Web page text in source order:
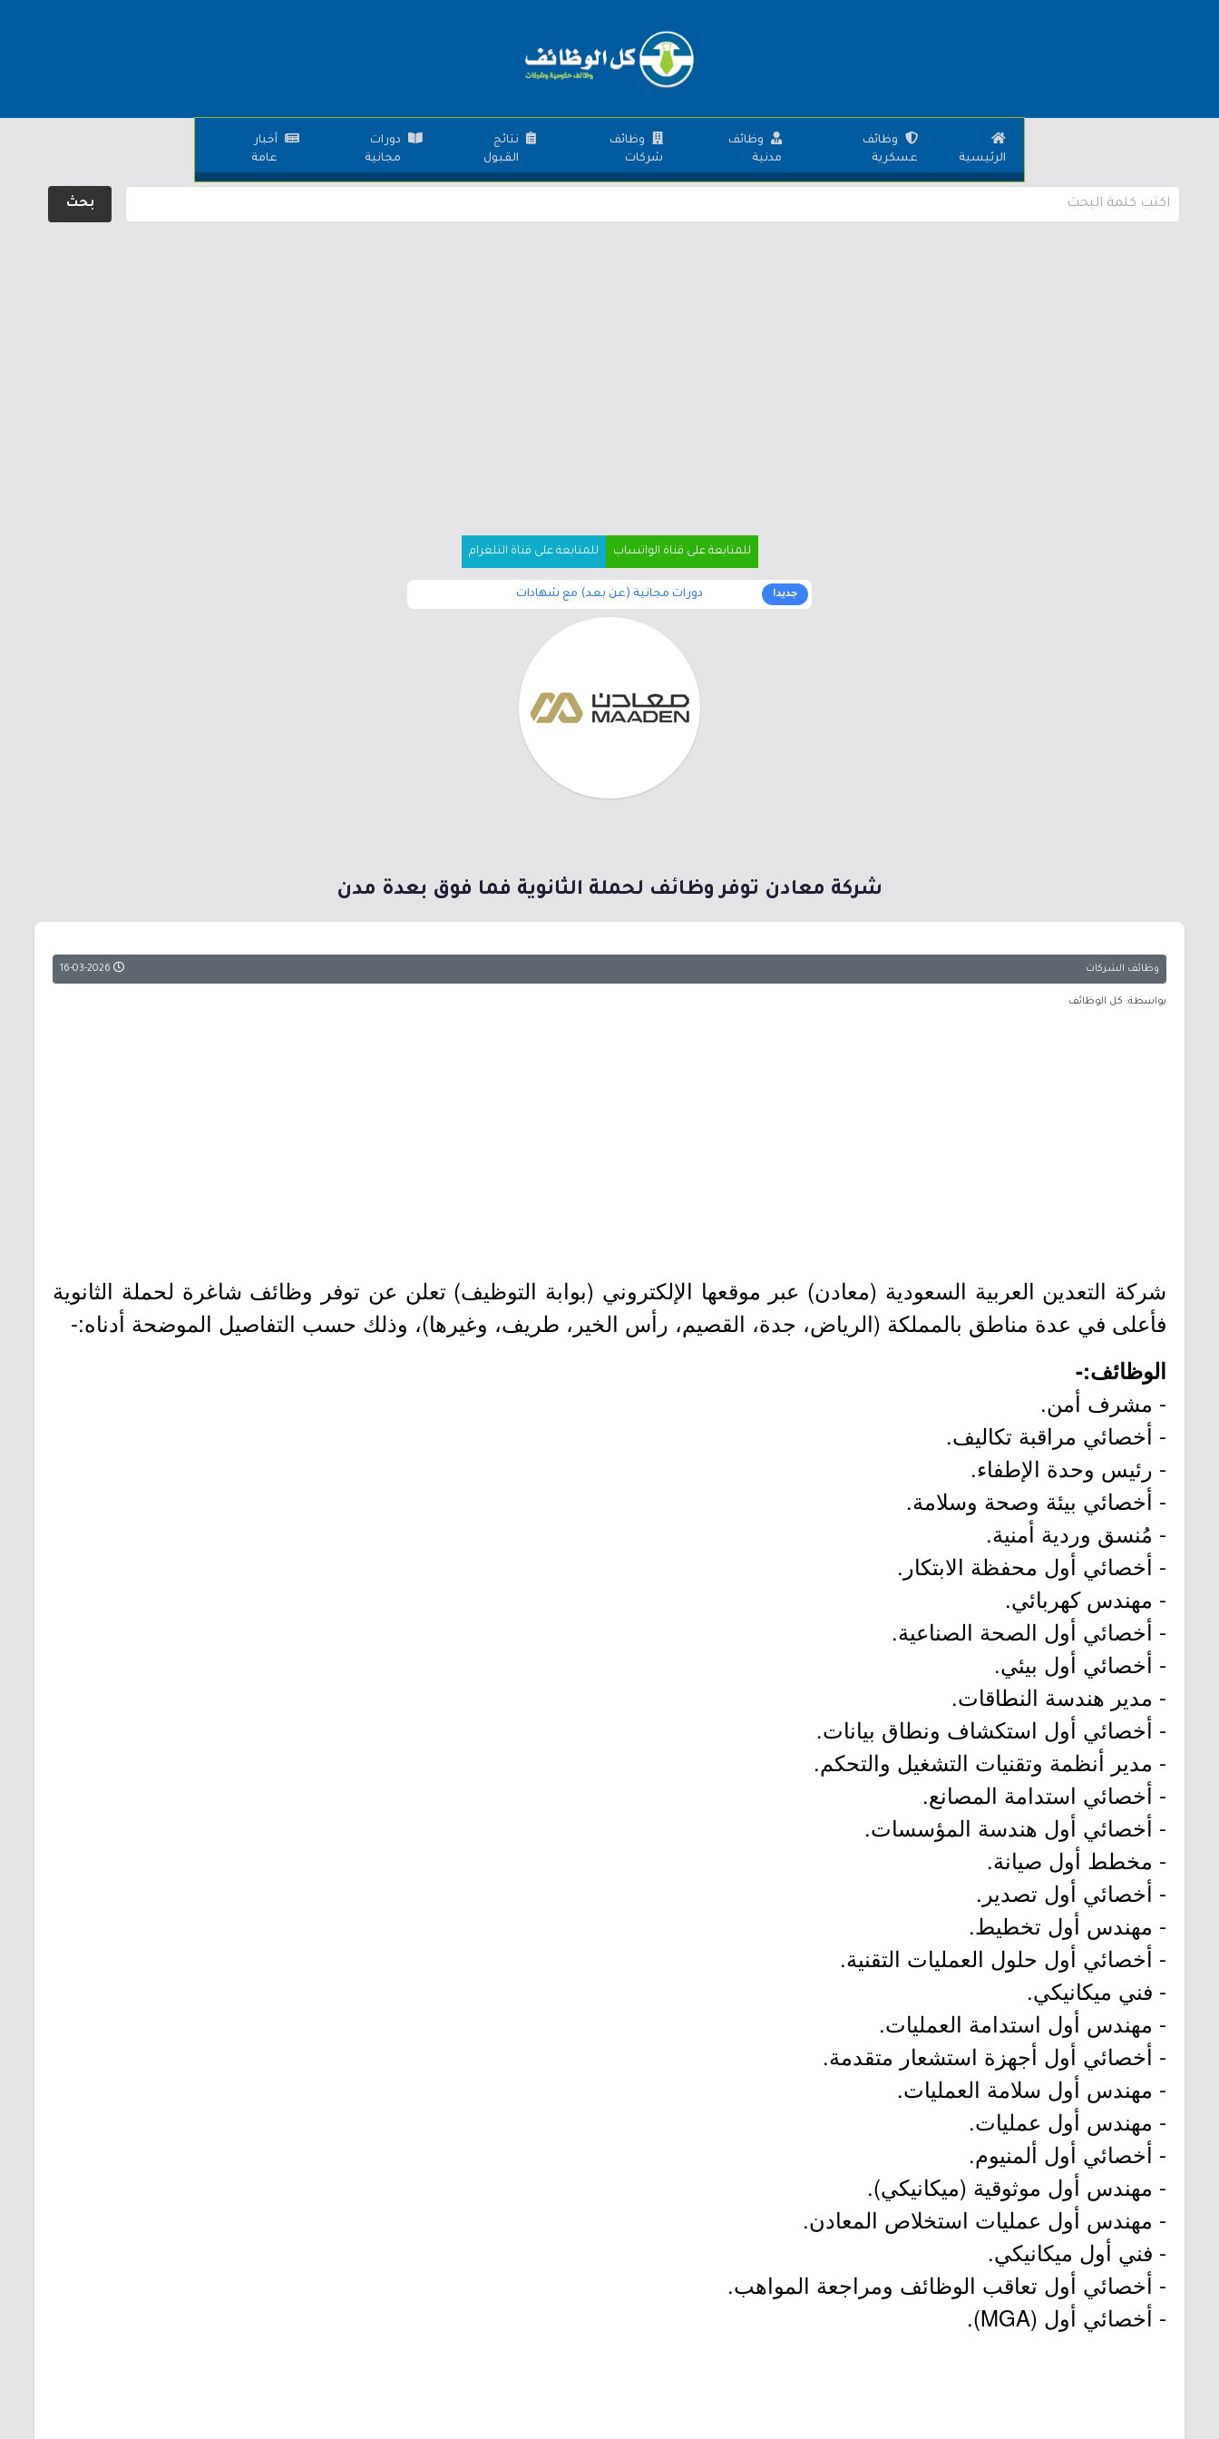
الرئيسية
وظائف
عسكرية
وظائف
مدنية
وظائف
شركات
نتائج
القبول
دورات
مجانية
أخبار
عامة
بحث
للمتابعة على قناة الواتساب للمتابعة على قناة التلغرام
جديد! دورات مجانية (عن بعد) مع شهادات
شركة معادن توفر وظائف لحملة الثانوية فما فوق بعدة مدن
وظائف الشركات
بواسطة: كل الوظائف
شركة التعدين العربية السعودية (معادن) عبر موقعها الإلكتروني (بوابة التوظيف) تعلن عن توفر وظائف شاغرة لحملة الثانوية
فأعلى في عدة مناطق بالمملكة (الرياض، جدة، القصيم، رأس الخير، طريف، وغيرها)، وذلك حسب التفاصيل الموضحة أدناه:-
الوظائف:-
- مشرف أمن.
- أخصائي مراقبة تكاليف.
- رئيس وحدة الإطفاء.
- أخصائي بيئة وصحة وسلامة.
- مُنسق وردية أمنية.
- أخصائي أول محفظة الابتكار.
- مهندس كهربائي.
- أخصائي أول الصحة الصناعية.
- أخصائي أول بيئي.
- مدير هندسة النطاقات.
- أخصائي أول استكشاف ونطاق بيانات.
- مدير أنظمة وتقنيات التشغيل والتحكم.
- أخصائي استدامة المصانع.
- أخصائي أول هندسة المؤسسات.
- مخطط أول صيانة.
- أخصائي أول تصدير.
- مهندس أول تخطيط.
- أخصائي أول حلول العمليات التقنية.
- فني ميكانيكي.
- مهندس أول استدامة العمليات.
- أخصائي أول أجهزة استشعار متقدمة.
- مهندس أول سلامة العمليات.
- مهندس أول عمليات.
- أخصائي أول ألمنيوم.
- مهندس أول موثوقية (ميكانيكي).
- مهندس أول عمليات استخلاص المعادن.
- فني أول ميكانيكي.
- أخصائي أول تعاقب الوظائف ومراجعة المواهب.
- أخصائي أول (MGA).